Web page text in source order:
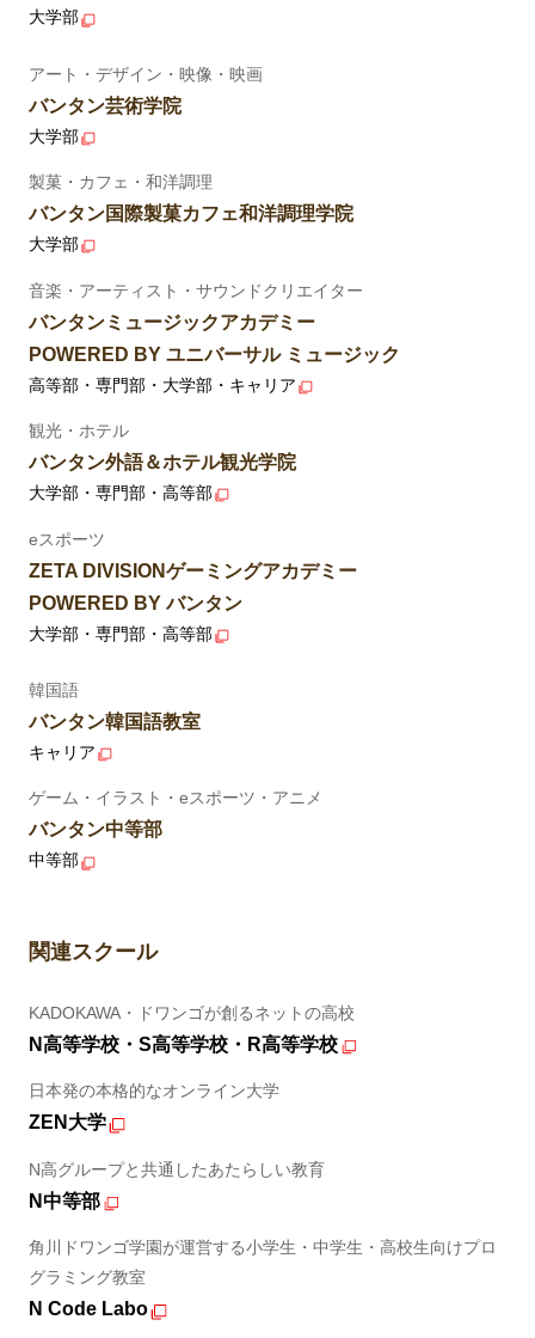
大学部
アート・デザイン・映像・映画
バンタン芸術学院
大学部
製菓・カフェ・和洋調理
バンタン国際製菓カフェ和洋調理学院
大学部
音楽・アーティスト・サウンドクリエイター
バンタンミュージックアカデミー
POWERED BY ユニバーサル ミュージック
高等部・専門部・大学部・キャリア
観光・ホテル
バンタン外語＆ホテル観光学院
大学部・専門部・高等部
eスポーツ
ZETA DIVISIONゲーミングアカデミー
POWERED BY バンタン
大学部・専門部・高等部
韓国語
バンタン韓国語教室
キャリア
ゲーム・イラスト・eスポーツ・アニメ
バンタン中等部
中等部
関連スクール
KADOKAWA・ドワンゴが創るネットの高校
N高等学校・S高等学校・R高等学校
日本発の本格的なオンライン大学
ZEN大学
N高グループと共通したあたらしい教育
N中等部
角川ドワンゴ学園が運営する小学生・中学生・高校生向けプロ
グラミング教室
N Code Labo